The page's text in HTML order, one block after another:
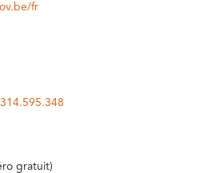
fr
gratuit)